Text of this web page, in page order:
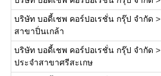
บริษัท บอดี้เชพ คอร์ปอเรชั่น กรุ๊ป จำกัด >
สาขาปิ่นเกล้า
บริษัท บอดี้เชพ คอร์ปอเรชั่น กรุ๊ป จำกัด >
ประจำสาขาศรีสะเกษ